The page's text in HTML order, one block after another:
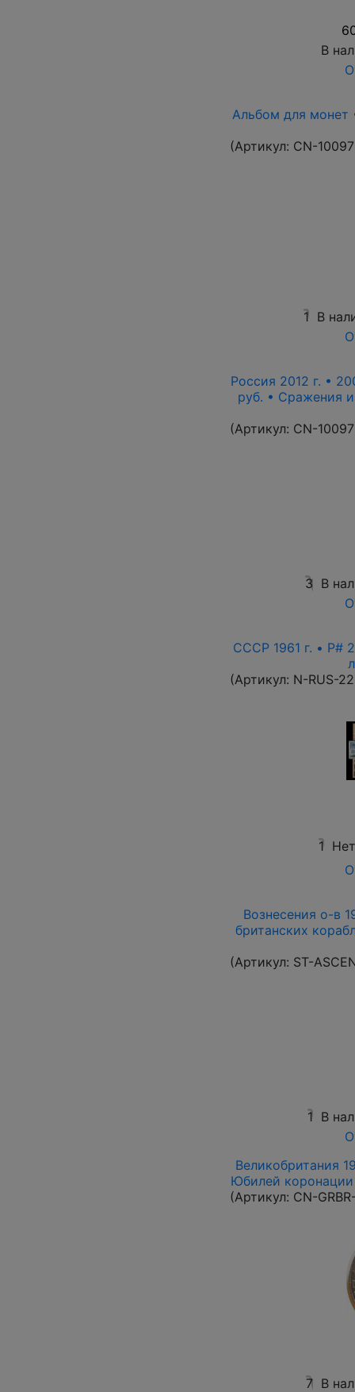
В
Альбом для монет
(Артикул: CN-
1 В
Россия 2012 г. •
руб. • Сражения
(Артикул: CN-10097
3 В
СССР 1961 г. • P#
(Артикул: N-RUS-
1
Вознесения о-в
британских
(Артикул: ST-
1 В
Великобритания
Юбилей коронации
(Артикул: CN-
7 В